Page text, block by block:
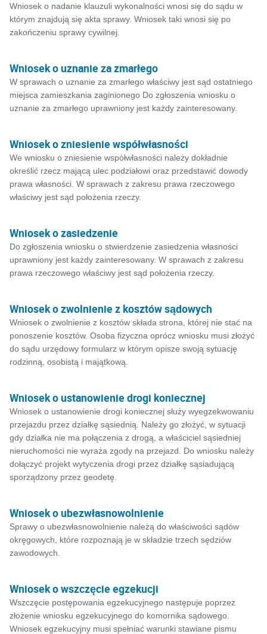
Wniosek o nadanie klauzuli wykonalności wnosi się do sądu w
którym znajdują się akta sprawy. Wniosek taki wnosi się po
zakończeniu sprawy cywilnej.
Wniosek o uznanie za zmarłego
W sprawach o uznanie za zmarłego właściwy jest sąd ostatniego
miejsca zamieszkania zaginionego Do zgłoszenia wniosku o
uznanie za zmarłego uprawniony jest każdy zainteresowany.
Wniosek o zniesienie współwłasności
We wniosku o zniesienie współwłasności należy dokładnie
określić rzecz mającą ulec podziałowi oraz przedstawić dowody
prawa własności. W sprawach z zakresu prawa rzeczowego
właściwy jest sąd położenia rzeczy.
Wniosek o zasiedzenie
Do zgłoszenia wniosku o stwierdzenie zasiedzenia własności
uprawniony jest każdy zainteresowany. W sprawach z zakresu
prawa rzeczowego właściwy jest sąd położenia rzeczy.
Wniosek o zwolnienie z kosztów sądowych
Wniosek o zwolnienie z kosztów składa strona, której nie stać na
ponoszenie kosztów. Osoba fizyczna oprócz wniosku musi złożyć
do sądu urzędowy formularz w którym opisze swoją sytuację
rodzinną, osobistą i majątkową.
Wniosek o ustanowienie drogi koniecznej
Wniosek o ustanowienie drogi koniecznej służy wyegzekwowaniu
przejazdu przez działkę sąsiednią. Należy go złożyć, w sytuacji
gdy działka nie ma połączenia z drogą, a właściciel sąsiedniej
nieruchomości nie wyraża zgody na przejazd. Do wniosku należy
dołączyć projekt wytyczenia drogi przez działkę sąsiadującą
sporządzony przez geodetę.
Wniosek o ubezwłasnowolnienie
Sprawy o ubezwłasnowolnienie należą do właściwości sądów
okręgowych, które rozpoznają je w składzie trzech sędziów
zawodowych.
Wniosek o wszczęcie egzekucji
Wszczęcie postępowania egzekucyjnego następuje poprzez
złożenie wniosku egzekucyjnego do komornika sądowego.
Wniosek egzekucyjny musi spełniać warunki stawiane pismu